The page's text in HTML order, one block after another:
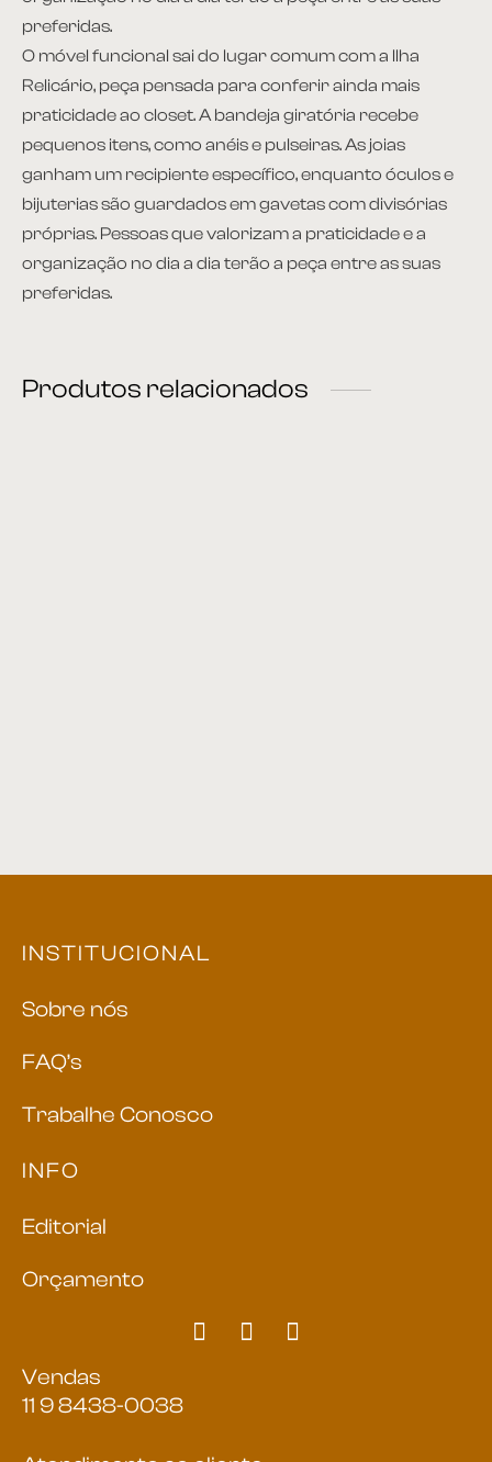
preferidas.
O móvel funcional sai do lugar comum com a Ilha
Relicário, peça pensada para conferir ainda mais
praticidade ao closet. A bandeja giratória recebe
pequenos itens, como anéis e pulseiras. As joias
ganham um recipiente específico, enquanto óculos e
bijuterias são guardados em gavetas com divisórias
próprias. Pessoas que valorizam a praticidade e a
organização no dia a dia terão a peça entre as suas
preferidas.
Produtos relacionados
INSTITUCIONAL
Sobre nós
FAQ’s
Trabalhe Conosco
INFO
Editorial
Orçamento
Vendas
11 9 8438-0038